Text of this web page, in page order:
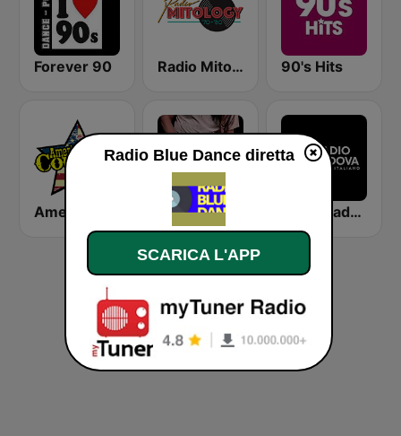
Forever 90 Radio Mitology 90's Hits
Radio Padova
Radio Blue Dance diretta
SCARICA L'APP